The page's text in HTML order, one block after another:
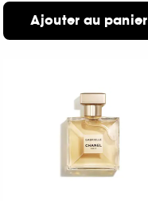
Ajouter au panier